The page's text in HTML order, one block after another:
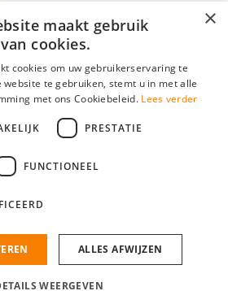
App
YoungCapital • © 2026 • KvK nr: 34199416 •
×
maakt gebruik
van cookies.
cookies om uw gebruikerservaring te
te gebruiken, stemt u in met alle
met ons Cookiebeleid. Lees verder
PRESTATIE
FUNCTIONEEL
ALLES AFWIJZEN
WEERGEVEN